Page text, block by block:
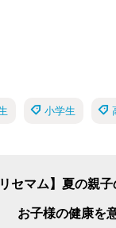
小学生
リセマム】夏の親
お子様の健康を